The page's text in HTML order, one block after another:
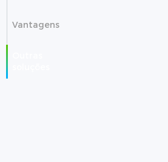
Vantagens